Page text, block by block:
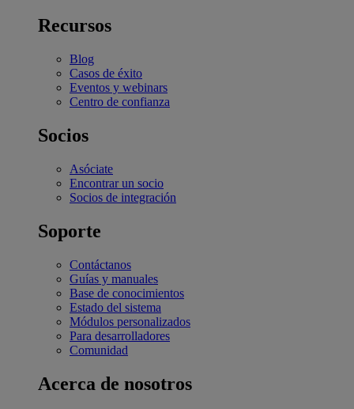
Recursos
Blog
Casos de éxito
Eventos y webinars
Centro de confianza
Socios
Asóciate
Encontrar un socio
Socios de integración
Soporte
Contáctanos
Guías y manuales
Base de conocimientos
Estado del sistema
Módulos personalizados
Para desarrolladores
Comunidad
Acerca de nosotros